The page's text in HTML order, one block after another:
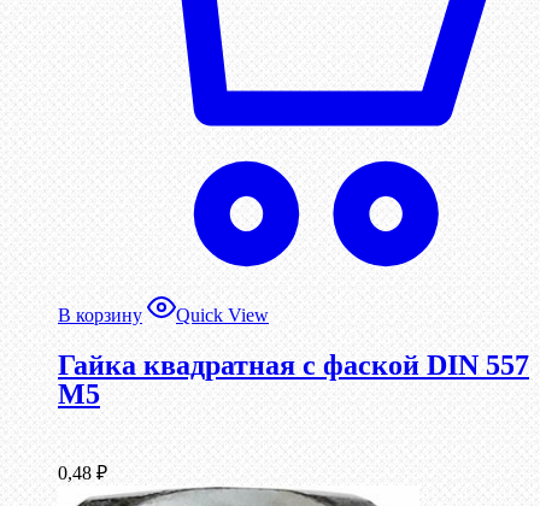
В корзину Quick View
Гайка квадратная с фаской DIN 557
М5
0,48 ₽